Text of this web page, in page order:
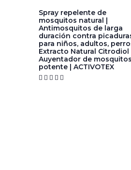
Spray repelente de
mosquitos natural |
Antimosquitos de larga
duración contra
para niños, adultos,
Extracto Natural Citrodiol
Auyentador de mosquitos
potente | ACTIVOTEX
    